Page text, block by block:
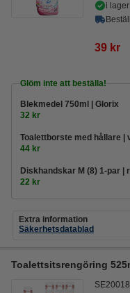
i lager
39 kr
Glöm inte att beställa!
Blekmedel 750ml | Glorix
32 kr
Toalettborste med hållare |
44 kr
Diskhandskar M (8) 1-par |
22 kr
Extra information
Säkerhetsdatablad
Toalettsitsrengöring